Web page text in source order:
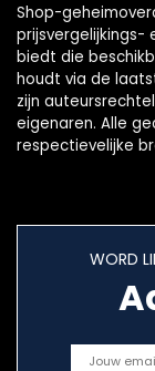
Shop-
prijsvergelijkings-
biedt die
houdt via de
zijn
eigenaren. Alle
respectievelijke
WORD